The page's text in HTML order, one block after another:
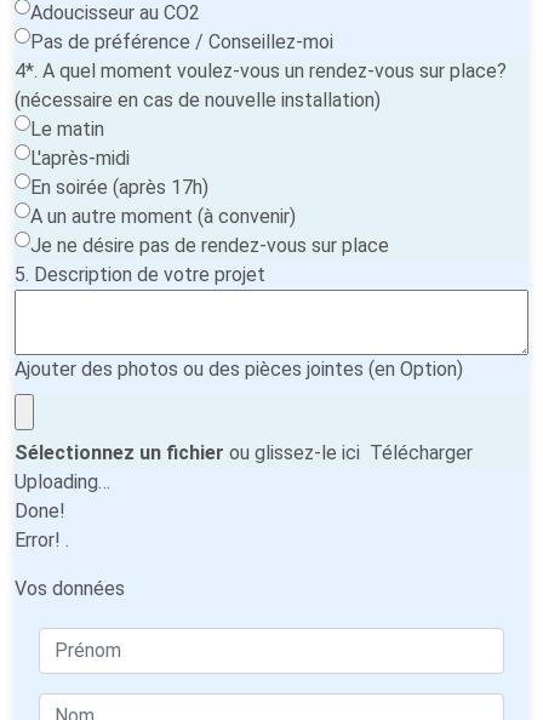
Adoucisseur au CO2
Pas de préférence / Conseillez-moi
4*. A quel moment voulez-vous un rendez-vous sur place?
(nécessaire en cas de nouvelle installation)
Le matin
L'après-midi
En soirée (après 17h)
A un autre moment (à convenir)
Je ne désire pas de rendez-vous sur place
5. Description de votre projet
Ajouter des photos ou des pièces jointes (en Option)
Sélectionnez un fichier ou glissez-le ici Télécharger
Uploading…
Done!
Error! .
Vos données